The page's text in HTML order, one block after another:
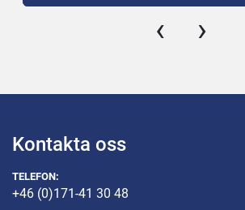
‹ ›
Kontakta oss
TELEFON:
+46 (0)171-41 30 48